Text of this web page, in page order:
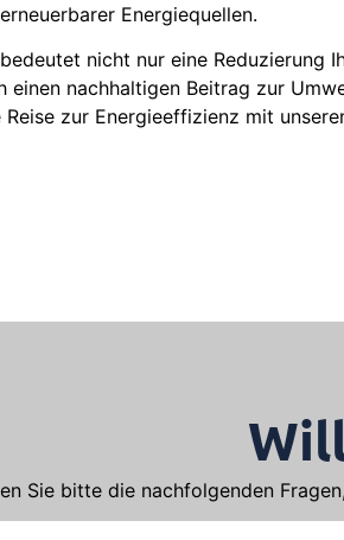
Energiequellen.
nicht nur eine Reduzierung
einen nachhaltigen Beitrag zur
zur Energieeffizienz mit
Sie bitte die nachfolgenden